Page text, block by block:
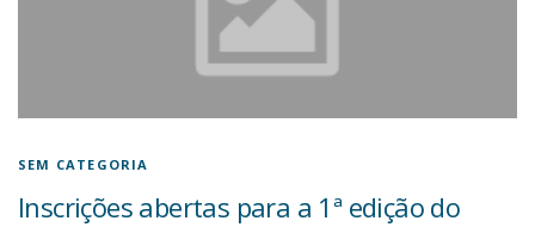
SEM CATEGORIA
Inscrições abertas para a 1ª edição do